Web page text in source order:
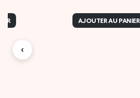
AJOUTER AU PANIER
‹